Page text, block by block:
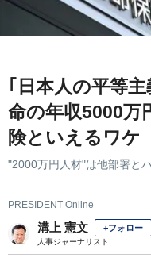
｢日本人の平等
命の年収5000万
険といえるワケ
"2000万円人材"は他部署と
PRESIDENT Online
溝上 憲文 +フォロー
人事ジャーナリスト